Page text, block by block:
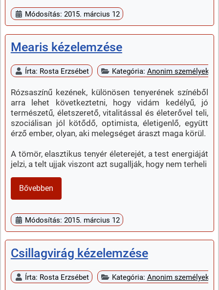
Módosítás: 2015. március 12
Mearis kézelemzése
Írta: Rosta Erzsébet Kategória: Anonim személyek
Rózsaszínű kezének, különösen tenyerének színéből
arra lehet következtetni, hogy vidám kedélyű, jó
természetű, életszerető, vitalitással és életerővel teli,
szociálisan jól kötődő, optimista, életigenlő, együtt
érző ember, olyan, aki melegséget áraszt maga körül.
A tömör, elasztikus tenyér életerejét, a test energiáját
jelzi, a telt ujjak viszont azt sugallják, hogy nem terheli
Bővebben
Módosítás: 2015. március 12
Csillagvirág kézelemzése
Írta: Rosta Erzsébet Kategória: Anonim személyek